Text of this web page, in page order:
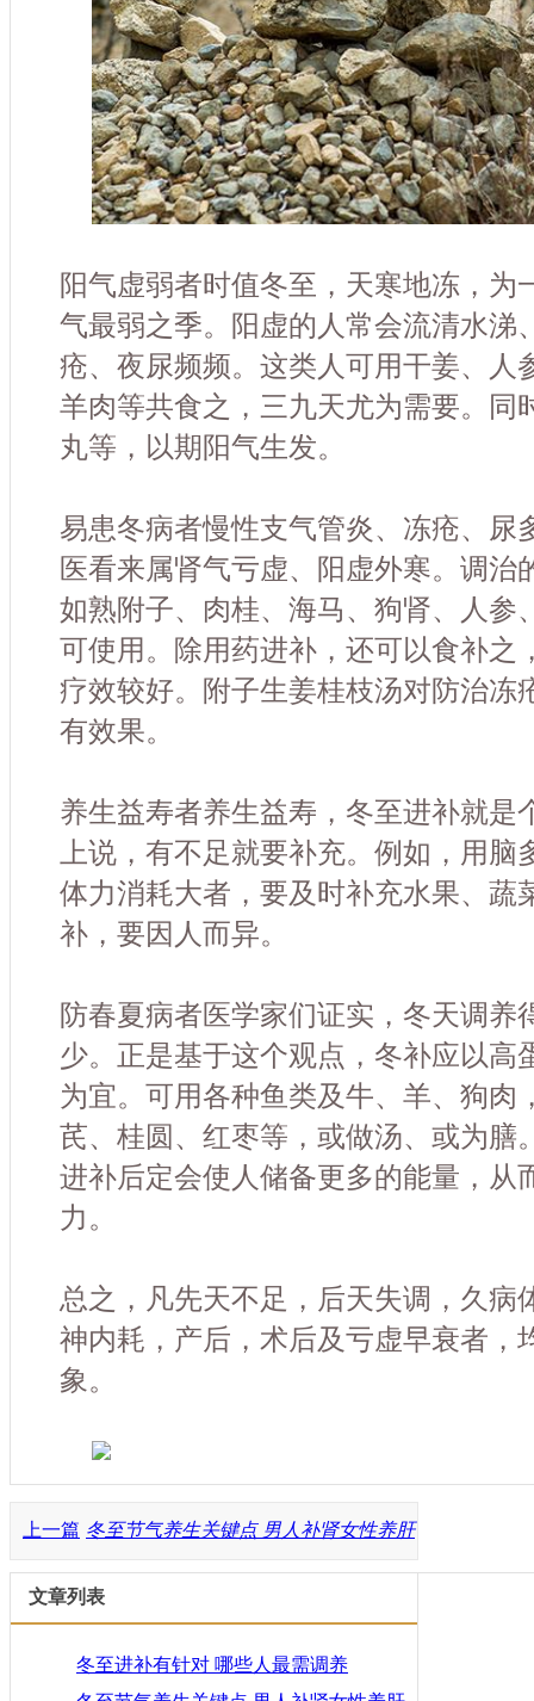
阳气虚弱者时值冬至，天寒地冻，为
气最弱之季。阳虚的人常会流清水涕
疮、夜尿频频。这类人可用干姜、人
羊肉等共食之，三九天尤为需要。同
丸等，以期阳气生发。
易患冬病者慢性支气管炎、冻疮、尿
医看来属肾气亏虚、阳虚外寒。调治
如熟附子、肉桂、海马、狗肾、人参
可使用。除用药进补，还可以食补之
疗效较好。附子生姜桂枝汤对防治冻
有效果。
养生益寿者养生益寿，冬至进补就是
上说，有不足就要补充。例如，用脑
体力消耗大者，要及时补充水果、蔬
补，要因人而异。
防春夏病者医学家们证实，冬天调养
少。正是基于这个观点，冬补应以高
为宜。可用各种鱼类及牛、羊、狗肉
芪、桂圆、红枣等，或做汤、或为膳
进补后定会使人储备更多的能量，从
力。
总之，凡先天不足，后天失调，久病
神内耗，产后，术后及亏虚早衰者，
象。
上一篇 冬至节气养生关键点 男人补肾女性养肝
文章列表
冬至进补有针对 哪些人最需调养